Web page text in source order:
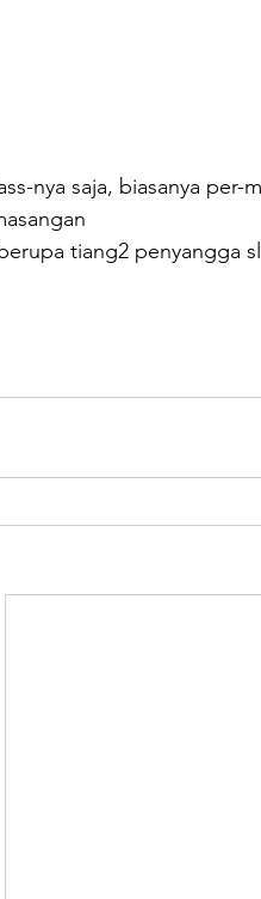
nya saja, biasanya
berupa tiang2 penyangga